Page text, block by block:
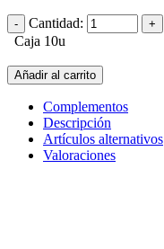
Cantidad:
Caja 10u
Añadir al carrito
Complementos
Descripción
Artículos alternativos
Valoraciones